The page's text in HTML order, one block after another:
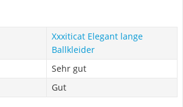
Xxxiticat Elegant lange
Ballkleider
Sehr gut
Gut